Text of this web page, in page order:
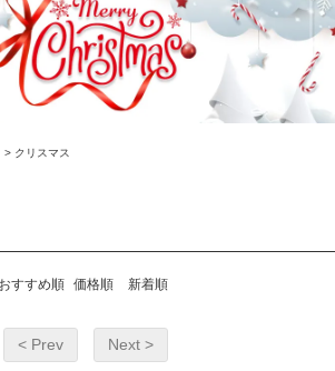
> クリスマス
おすすめ順 価格順 新着順
< Prev Next >